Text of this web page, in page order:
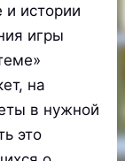
и истории
игры
на
в нужной
это